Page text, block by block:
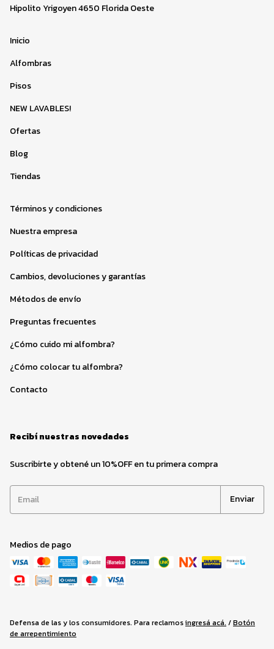
Hipolito Yrigoyen 4650 Florida Oeste
Inicio
Alfombras
Pisos
NEW LAVABLES!
Ofertas
Blog
Tiendas
Términos y condiciones
Nuestra empresa
Políticas de privacidad
Cambios, devoluciones y garantías
Métodos de envío
Preguntas frecuentes
¿Cómo cuido mi alfombra?
¿Cómo colocar tu alfombra?
Contacto
Recibí nuestras novedades
Suscribirte y obtené un 10%OFF en tu primera compra
Medios de pago
Defensa de las y los consumidores. Para reclamosingresá acá. /Botón
de arrepentimiento